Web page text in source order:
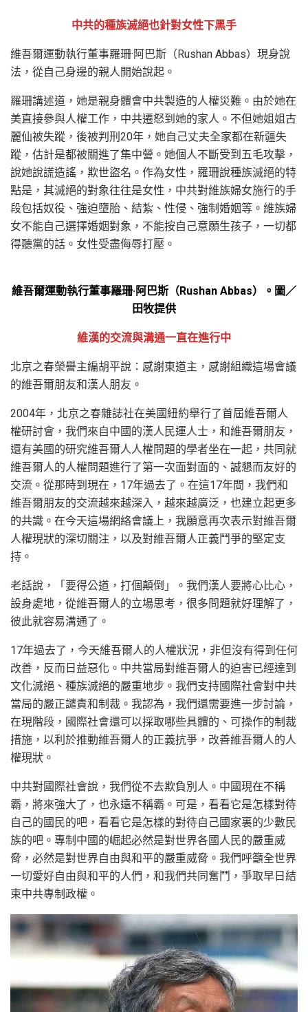
中共的種族滅絕也針對女性下黑手
維吾爾運動執行董事羅珊·阿巴斯（Rushan Abbas）現身說
法，從自己身邊的親人開始說起。
羅珊講述道，她是親身體會中共製造的人權災難。由於她在
美直接參與人權工作，中共遷怒到她的家人。不但她姐姐古
麗仙被失蹤，後被判刑20年，她自己丈夫全家都在新疆失
蹤，估計是都被關進了集中營。她個人不斷受到五毛攻擊，
說她說謊造謠，欺世盜名。作為女性，羅珊說種族滅絕的特
點是，其滅絕的對象往往是女性，中共對維族婦女施行的手
段包括奴役、強迫墮胎、結紮、性侵、強制婚姻等。維族婦
女不能自己選擇婚姻對象，不能按自己意願生孩子，一切都
得聽黨的話。女性受盡侮辱打壓。
維吾爾運動執行董事羅珊·阿巴斯（Rushan Abbas）。圖／
田牧提供
維漢的交流與溝通一直在進行中
北京之春榮譽主編胡平說：感謝東道主，感謝組織這場會議
的維吾爾朋友和漢人朋友。
2004年，北京之春雜誌社在美國紐約舉行了首屆維吾爾人
權研討會，我們來自中國的漢人民運人士，和維吾爾朋友，
還有美國的研究維吾爾人人權問題的學者坐在一起，共同就
維吾爾人的人權問題進行了第一次面對面的、誠懇而友好的
交流。從那時到現在，17年過去了。在這17年間，我們和
維吾爾朋友的交流越來越深入，越來越廣泛，也建立起更多
的共識。在今天這場網絡會議上，我願意再次表示對維吾爾
人權現狀的深切關注，以及對維吾爾人正義鬥爭的堅定支
持。
老話說，「要得公道，打個顛倒」。我們漢人要將心比心，
設身處地，從維吾爾人的立場思考，很多問題就好理解了，
彼此就容易溝通了。
17年過去了，今天維吾爾人的人權狀況，非但沒有得到任何
改善，反而日益惡化。中共當局對維吾爾人的迫害已經達到
文化滅絕、種族滅絕的嚴重地步。我們支持國際社會對中共
當局的嚴正譴責和制裁。我認為，我們還需要進一步討論，
在現階段，國際社會還可以採取哪些具體的、可操作的制裁
措施，以利於推動維吾爾人的正義抗爭，改善維吾爾人的人
權現狀。
中共對國際社會說，我們從不去欺負別人。中國現在不稱
霸，將來強大了，也永遠不稱霸。可是，看看它是怎樣對待
自己的國民的吧，看看它是怎樣的對待自己國家裏的少數民
族的吧。專制中國的崛起必然是對世界各國人民的嚴重威
脅，必然是對世界自由與和平的嚴重威脅。我們呼籲全世界
一切愛好自由與和平的人們，和我們共同奮鬥，爭取早日結
束中共專制政權。